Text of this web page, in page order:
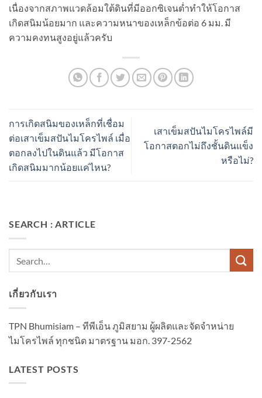
เนื่องจากสภาพแวดล้อมใต้ดินที่มีออกซิเจนต่ำทำให้โอกาส
เกิดสนิมน้อยมาก และความหนาของเหล็กข้อต่อ 6 มม. มี
ความคงทนสูงอยู่แล้วครับ
การเกิดสนิมของเหล็กที่เชื่อม
ต่อเสาเข็มสปันไมโครไพล์ เมื่อ
ตอกลงไปในดินแล้ว มีโอกาส
เกิดสนิมมากน้อยแค่ไหน?
เสาเข็มสปันไมโครไพล์มี
โอกาสตอกไม่ถึงชั้นดินแข็ง
หรือไม่?
SEARCH : ARTICLE
เกี่ยวกับเรา
TPN Bhumisiam – ทีพีเอ็น ภูมิสยาม ผู้ผลิตและจัดจำหน่าย
ไมโครไพล์ ทุกชนิด มาตรฐาน มอก. 397-2562
LATEST POSTS